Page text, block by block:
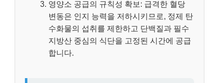
영양소 공급의 규칙성 확보: 급격한 혈당
변동은 인지 능력을 저하시키므로, 정제 탄
수화물의 섭취를 제한하고 단백질과 필수
지방산 중심의 식단을 고정된 시간에 공급
합니다.